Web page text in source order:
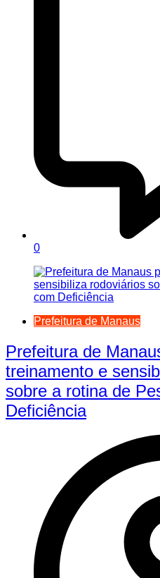
0
Prefeitura de Manaus
Prefeitura de
treinamento e
sobre a rotina de
Deficiência